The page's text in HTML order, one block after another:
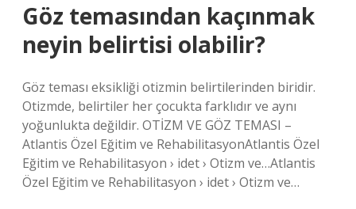
Göz temasından kaçınmak
neyin belirtisi olabilir?
Göz teması eksikliği otizmin belirtilerinden biridir.
Otizmde, belirtiler her çocukta farklıdır ve aynı
yoğunlukta değildir. OTİZM VE GÖZ TEMASI –
Atlantis Özel Eğitim ve RehabilitasyonAtlantis Özel
Eğitim ve Rehabilitasyon › idet › Otizm ve…Atlantis
Özel Eğitim ve Rehabilitasyon › idet › Otizm ve…